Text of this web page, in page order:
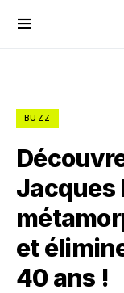
BUZZ
Jacques
et
40 ans !